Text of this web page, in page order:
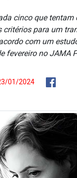
cinco que
critérios para um
com um
fevereiro no JAMA
01/2024